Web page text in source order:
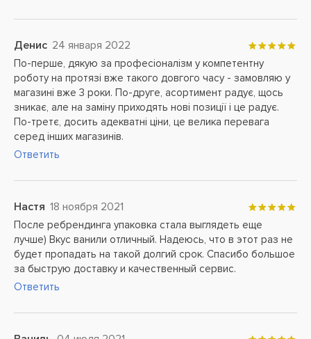
Денис 24 января 2022
По-перше, дякую за професіоналізм у компетентну
роботу на протязі вже такого довгого часу - замовляю у
магазині вже 3 роки. По-друге, асортимент радує, щось
зникає, але на заміну приходять нові позиції і це радує.
По-третє, досить адекватні ціни, це велика перевага
серед інших магазинів.
Ответить
Настя 18 ноября 2021
После ребрендинга упаковка стала выглядеть еще
лучше) Вкус ванили отличный. Надеюсь, что в этот раз не
будет пропадать на такой долгий срок. Спасибо большое
за быструю доставку и качественный сервис.
Ответить